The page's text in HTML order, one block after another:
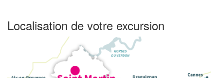
Localisation de votre excursion